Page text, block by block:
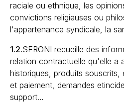
raciale ou ethnique, les
convictions religieuses ou
l'appartenance syndicale, la
1.2.SERONI recueille des
relation contractuelle qu'elle a
historiques, produits souscrits,
et paiement, demandes
support…